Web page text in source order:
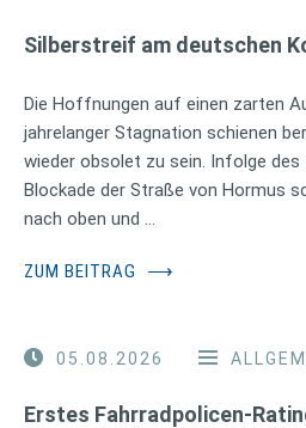
Silberstreif am deutschen
Die Hoffnungen auf einen zarten
jahrelanger Stagnation schienen
wieder obsolet zu sein. Infolge des
Blockade der Straße von Hormus
nach oben und …
ZUM BEITRAG ⟶
05.08.2026
Erstes Fahrradpolicen-